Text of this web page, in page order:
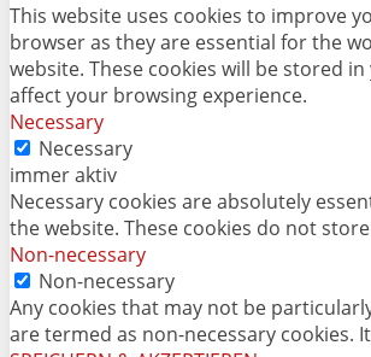
This website uses cookies to improve
browser as they are essential for the
website. These cookies will be stored
affect your browsing experience.
Necessary
Necessary
immer aktiv
Necessary cookies are absolutely
the website. These cookies do not
Non-necessary
Non-necessary
Any cookies that may not be
are termed as non-necessary